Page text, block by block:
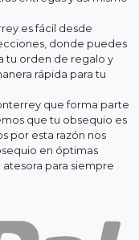
es fácil desde
donde puedes
tu orden de regalo y
rápida para tu
que forma parte
que tu obsequio es
por esta razón nos
en óptimas
para siempre